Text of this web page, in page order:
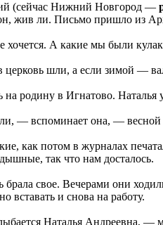
(сейчас Нижний Новгород —
жив ли. Письмо пришло из
хочется. А какие мы были
шли, а если зимой —
на родину в Игнатово.
— вспоминает она, — весной
как потом в журналах
так что нам досталось.
брала свое. Вечерами они
вставать и снова на работу.
Наталья Андреевна, —